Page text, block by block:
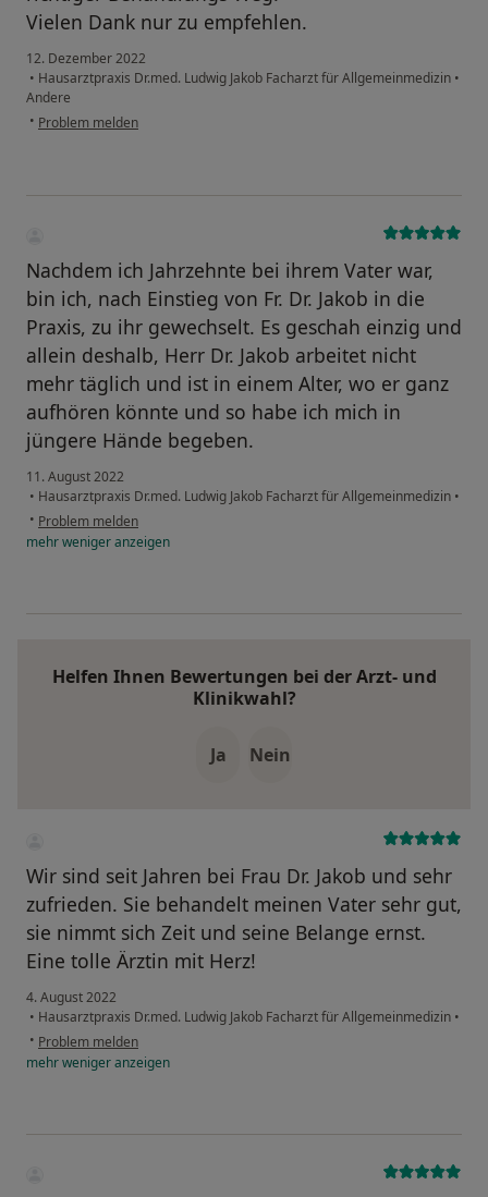
Vielen Dank nur zu empfehlen.
12. Dezember 2022
• Hausarztpraxis Dr.med. Ludwig Jakob Facharzt für Allgemeinmedizin •
Andere
• Problem melden
Nachdem ich Jahrzehnte bei ihrem Vater war,
bin ich, nach Einstieg von Fr. Dr. Jakob in die
Praxis, zu ihr gewechselt. Es geschah einzig und
allein deshalb, Herr Dr. Jakob arbeitet nicht
mehr täglich und ist in einem Alter, wo er ganz
aufhören könnte und so habe ich mich in
jüngere Hände begeben.
11. August 2022
• Hausarztpraxis Dr.med. Ludwig Jakob Facharzt für Allgemeinmedizin •
• Problem melden
mehrwenigeranzeigen
Helfen Ihnen Bewertungen bei der Arzt- und
Klinikwahl?
Ja Nein
Wir sind seit Jahren bei Frau Dr. Jakob und sehr
zufrieden. Sie behandelt meinen Vater sehr gut,
sie nimmt sich Zeit und seine Belange ernst.
Eine tolle Ärztin mit Herz!
4. August 2022
• Hausarztpraxis Dr.med. Ludwig Jakob Facharzt für Allgemeinmedizin •
• Problem melden
mehrwenigeranzeigen